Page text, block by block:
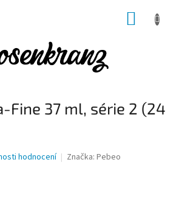
Fine 37 ml, série 2 (24
hodnocení Značka: Pebeo